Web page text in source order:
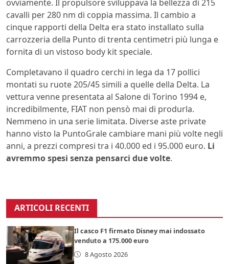
ovviamente. Il propulsore sviluppava la bellezza di 215
cavalli per 280 nm di coppia massima. Il cambio a
cinque rapporti della Delta era stato installato sulla
carrozzeria della Punto di trenta centimetri più lunga e
fornita di un vistoso body kit speciale.
Completavano il quadro cerchi in lega da 17 pollici
montati su ruote 205/45 simili a quelle della Delta. La
vettura venne presentata al Salone di Torino 1994 e,
incredibilmente, FIAT non pensò mai di produrla.
Nemmeno in una serie limitata. Diverse aste private
hanno visto la PuntoGrale cambiare mani più volte negli
anni, a prezzi compresi tra i 40.000 ed i 95.000 euro. Li
avremmo spesi senza pensarci due volte.
ARTICOLI RECENTI
Il casco F1 firmato Disney mai indossato
venduto a 175.000 euro
8 Agosto 2026